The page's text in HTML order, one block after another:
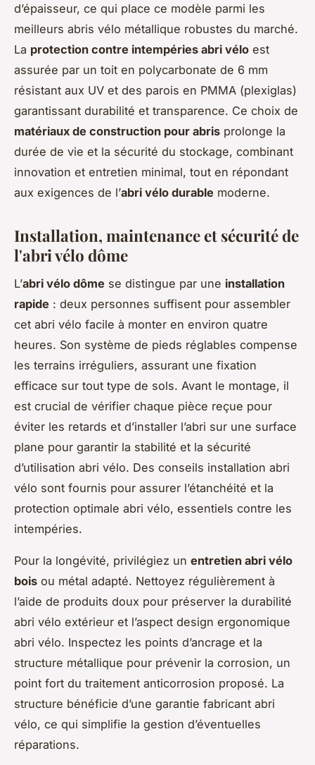
d’épaisseur, ce qui place ce modèle parmi les
meilleurs abris vélo métallique robustes du marché.
La protection contre intempéries abri vélo est
assurée par un toit en polycarbonate de 6 mm
résistant aux UV et des parois en PMMA (plexiglas)
garantissant durabilité et transparence. Ce choix de
matériaux de construction pour abris prolonge la
durée de vie et la sécurité du stockage, combinant
innovation et entretien minimal, tout en répondant
aux exigences de l’abri vélo durable moderne.
Installation, maintenance et sécurité de
l'abri vélo dôme
L’abri vélo dôme se distingue par une installation
rapide : deux personnes suffisent pour assembler
cet abri vélo facile à monter en environ quatre
heures. Son système de pieds réglables compense
les terrains irréguliers, assurant une fixation
efficace sur tout type de sols. Avant le montage, il
est crucial de vérifier chaque pièce reçue pour
éviter les retards et d’installer l’abri sur une surface
plane pour garantir la stabilité et la sécurité
d’utilisation abri vélo. Des conseils installation abri
vélo sont fournis pour assurer l’étanchéité et la
protection optimale abri vélo, essentiels contre les
intempéries.
Pour la longévité, privilégiez un entretien abri vélo
bois ou métal adapté. Nettoyez régulièrement à
l’aide de produits doux pour préserver la durabilité
abri vélo extérieur et l’aspect design ergonomique
abri vélo. Inspectez les points d’ancrage et la
structure métallique pour prévenir la corrosion, un
point fort du traitement anticorrosion proposé. La
structure bénéficie d’une garantie fabricant abri
vélo, ce qui simplifie la gestion d’éventuelles
réparations.